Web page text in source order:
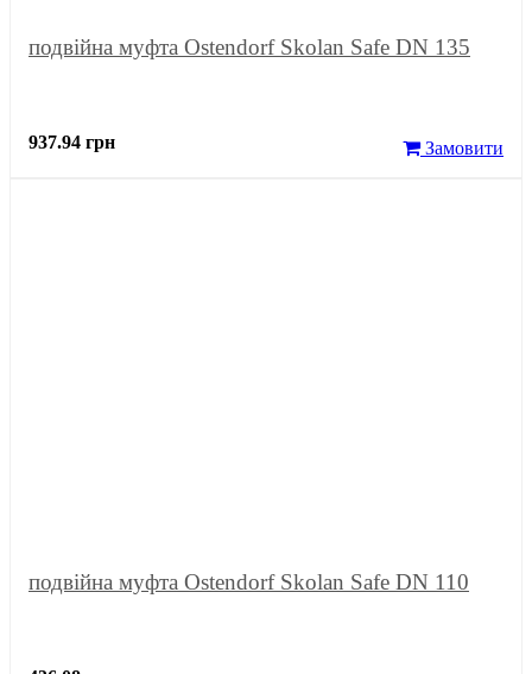
подвійна муфта Ostendorf Skolan Safe DN 135
937.94 грн Замовити
подвійна муфта Ostendorf Skolan Safe DN 110